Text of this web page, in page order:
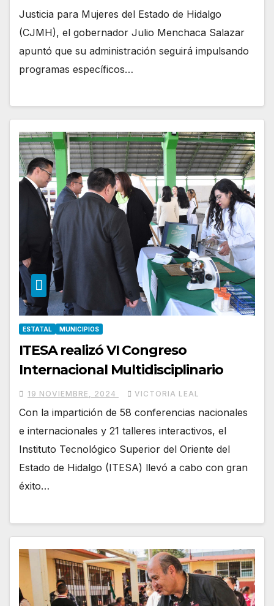
Justicia para Mujeres del Estado de Hidalgo
(CJMH), el gobernador Julio Menchaca Salazar
apuntó que su administración seguirá impulsando
programas específicos…
ESTATAL MUNICIPIOS
ITESA realizó VI Congreso
Internacional Multidisciplinario
19 NOVIEMBRE, 2024 VICTORIA LEAL
Con la impartición de 58 conferencias nacionales
e internacionales y 21 talleres interactivos, el
Instituto Tecnológico Superior del Oriente del
Estado de Hidalgo (ITESA) llevó a cabo con gran
éxito…